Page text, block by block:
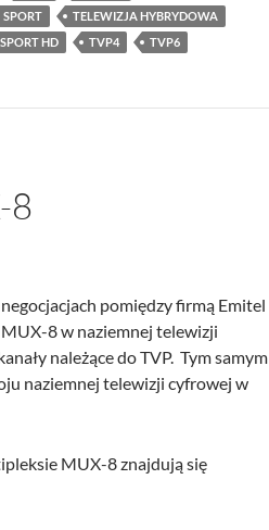
SPORT
TELEWIZJA HYBRYDOWA
HD TVP4 TVP6
8
pomiędzy firmą Emitel
8 w naziemnej telewizji
należące do TVP. Tym samym
naziemnej telewizji cyfrowej w
MUX-8 znajdują się